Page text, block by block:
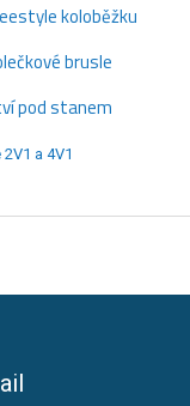
koloběžku
brusle
pod stanem
a 4V1